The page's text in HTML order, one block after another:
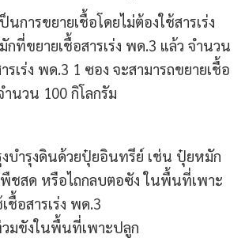
นการขยายเชื้อโดยไม่ต้องใช้สารเร่ง
ที่ขยายเชื้อสารเร่ง พด.3 แล้ว จำนวน
รเร่ง พด.3 1 ซอง จะสามารถขยายเชื้อ
ำนวน 100 กิโลกรัม
บำรุงดินด้วยปุ๋ยอินทรีย์ เช่น ปุ๋ยหมัก
ชสด หรือไถกลบตอซัง ในพื้นที่เพาะ
ชื้อสารเร่ง พด.3
มขังในพื้นที่เพาะปลูก